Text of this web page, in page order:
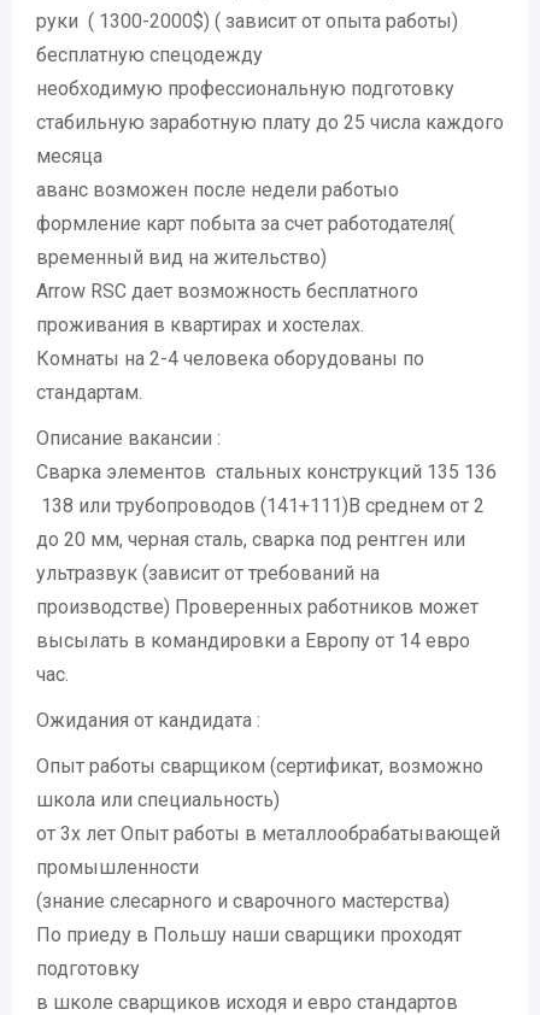
руки ( 1300-2000$) ( зависит от опыта работы)
бесплатную спецодежду
необходимую профессиональную подготовку
стабильную заработную плату до 25 числа каждого
месяца
аванс возможен после недели работыо
формление карт побыта за счет работодателя(
временный вид на жительство)
Arrow RSC дает возможность бесплатного
проживания в квартирах и хостелах.
Комнаты на 2-4 человека оборудованы по
стандартам.
Описание вакансии :
Сварка элементов стальных конструкций 135 136
138 или трубопроводов (141+111)В среднем от 2
до 20 мм, черная сталь, сварка под рентген или
ультразвук (зависит от требований на
производстве) Проверенных работников может
высылать в командировки а Европу от 14 евро
час.
Ожидания от кандидата :
Опыт работы сварщиком (сертификат, возможно
школа или специальность)
от 3х лет Опыт работы в металлообрабатывающей
промышленности
(знание слесарного и сварочного мастерства)
По приеду в Польшу наши сварщики проходят
подготовку
в школе сварщиков исходя и евро стандартов